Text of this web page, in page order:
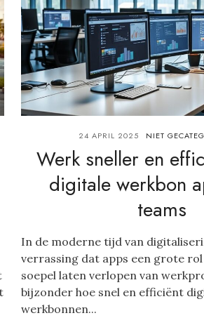
24 APRIL 2025 NIET
Werk sneller en
digitale werkbon
teams
In de moderne tijd van
verrassing dat apps een grote
soepel laten verlopen van
bijzonder hoe snel en efficiënt
werkbonnen...